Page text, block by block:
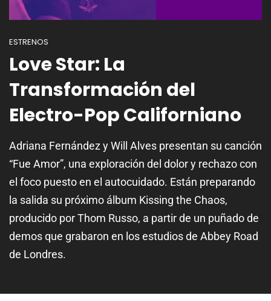
ESTRENOS
Love Star: La
Transformación del
Electro-Pop Californiano
Adriana Fernández y Will Alves presentan su canción
“Fue Amor”, una exploración del dolor y rechazo con
el foco puesto en el autocuidado. Están preparando
la salida su próximo álbum Kissing the Chaos,
producido por Thom Russo, a partir de un puñado de
demos que grabaron en los estudios de Abbey Road
de Londres.